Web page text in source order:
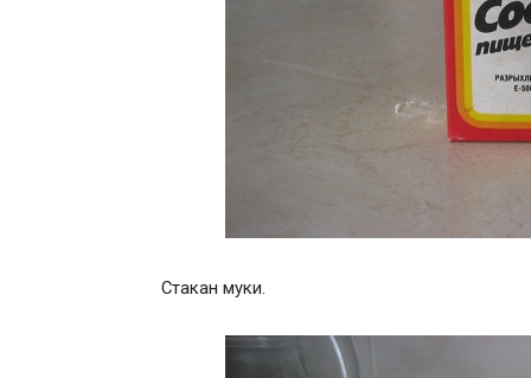
Стакан муки.